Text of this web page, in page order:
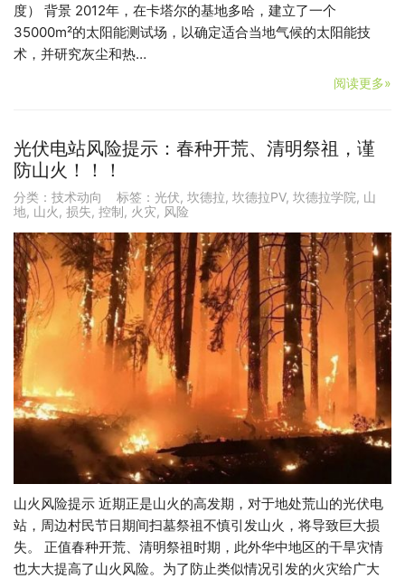
度） 背景 2012年，在卡塔尔的基地多哈，建立了一个
35000m²的太阳能测试场，以确定适合当地气候的太阳能技
术，并研究灰尘和热…
阅读更多»
光伏电站风险提示：春种开荒、清明祭祖，谨
防山火！！！
分类： 技术动向 标签： 光伏, 坎德拉, 坎德拉PV, 坎德拉学院, 山
地, 山火 , 损失, 控制, 火灾, 风险
山火风险提示 近期正是山火的高发期，对于地处荒山的光伏电
站，周边村民节日期间扫墓祭祖不慎引发山火，将导致巨大损
失。 正值春种开荒、清明祭祖时期，此外华中地区的干旱灾情
也大大提高了山火风险。为了防止类似情况引发的火灾给广大